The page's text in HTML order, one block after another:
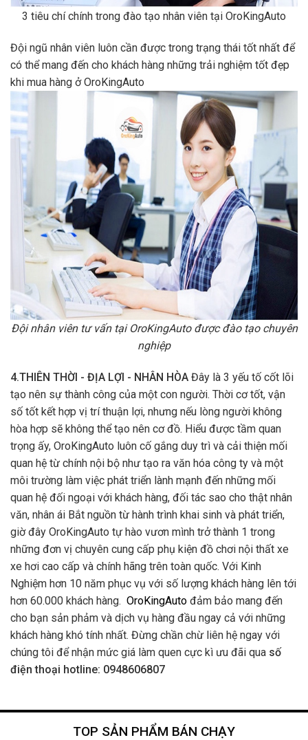
3 tiêu chí chính trong đào tạo nhân viên tại OroKingAuto
Đội ngũ nhân viên luôn cần được trong trạng thái tốt nhất để
có thể mang đến cho khách hàng những trải nghiệm tốt đẹp
khi mua hàng ở OroKingAuto
Đội nhân viên tư vấn tại OroKingAuto được đào tạo chuyên
nghiệp
4.THIÊN THỜI - ĐỊA LỢI - NHÂN HÒA Đây là 3 yếu tố cốt lõi
tạo nên sự thành công của một con người. Thời cơ tốt, vận
số tốt kết hợp vị trí thuận lợi, nhưng nếu lòng người không
hòa hợp sẽ không thể tạo nên cơ đồ. Hiểu được tầm quan
trọng ấy, OroKingAuto luôn cố gắng duy trì và cải thiện mối
quan hệ từ chính nội bộ như tạo ra văn hóa công ty và một
môi trường làm việc phát triển lành mạnh đến những mối
quan hệ đối ngoại với khách hàng, đối tác sao cho thật nhân
văn, nhân ái Bắt nguồn từ hành trình khai sinh và phát triển,
giờ đây OroKingAuto tự hào vươn mình trở thành 1 trong
những đơn vị chuyên cung cấp phụ kiện đồ chơi nội thất xe
xe hơi cao cấp và chính hãng trên toàn quốc. Với Kinh
Nghiệm hơn 10 năm phục vụ với số lượng khách hàng lên tới
hơn 60.000 khách hàng. OroKingAuto đảm bảo mang đến
cho bạn sản phảm và dịch vụ hàng đầu ngay cả với những
khách hàng khó tính nhất. Đừng chần chừ liên hệ ngay với
chúng tôi để nhận mức giá làm quen cực kì ưu đãi qua số
điện thoại hotline: 0948606807
TOP SẢN PHẨM BÁN CHẠY